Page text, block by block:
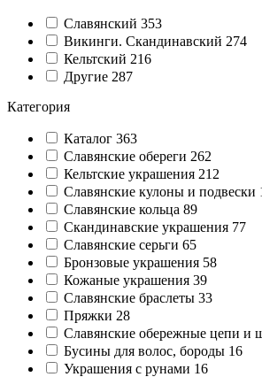
Славянский 353
Викинги. Скандинавский 274
Кельтский 216
Другие 287
Категория
Каталог 363
Славянские обереги 262
Кельтские украшения 212
Славянские кулоны и подвески
Славянские кольца 89
Cкандинавские украшения 77
Славянские серьги 65
Бронзовые украшения 58
Кожаные украшения 39
Славянские браслеты 33
Пряжки 28
Славянские обережные цепи и
Бусины для волос, бороды 16
Украшения с рунами 16